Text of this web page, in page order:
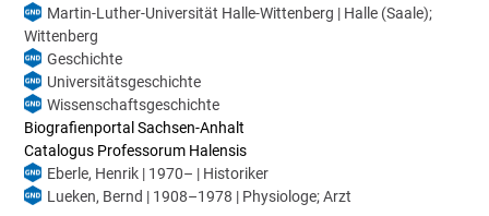
Martin-Luther-Universität Halle-Wittenberg | Halle (Saale);
Wittenberg
Geschichte
Universitätsgeschichte
Wissenschaftsgeschichte
Biografienportal Sachsen-Anhalt
Catalogus Professorum Halensis
Eberle, Henrik | 1970– | Historiker
Lueken, Bernd | 1908–1978 | Physiologe; Arzt